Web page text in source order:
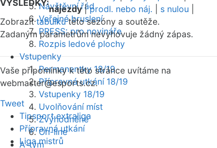
Návštěvní řád
Veřejné bruslení
PRESS: pro novináře
Rozpis ledové plochy
Vstupenky
Permanentky 18/19
Přípravná utkání 18/19
Vstupenky 18/19
Uvolňování míst
Zvýhodněné
On-line
A-tým
VÝSLEDKY:
nájezdy|prodl. nebo náj. s nulou
Zobrazittabulkutéto sezóny a soutěže.
Zadaným parametrům nevyhovuje žádný zápas.
Vaše připomínky k této stránce uvítáme na
webmaster@esports.cz.
Tweet
Tipsport extraliga
Přípravná utkání
Liga mistrů